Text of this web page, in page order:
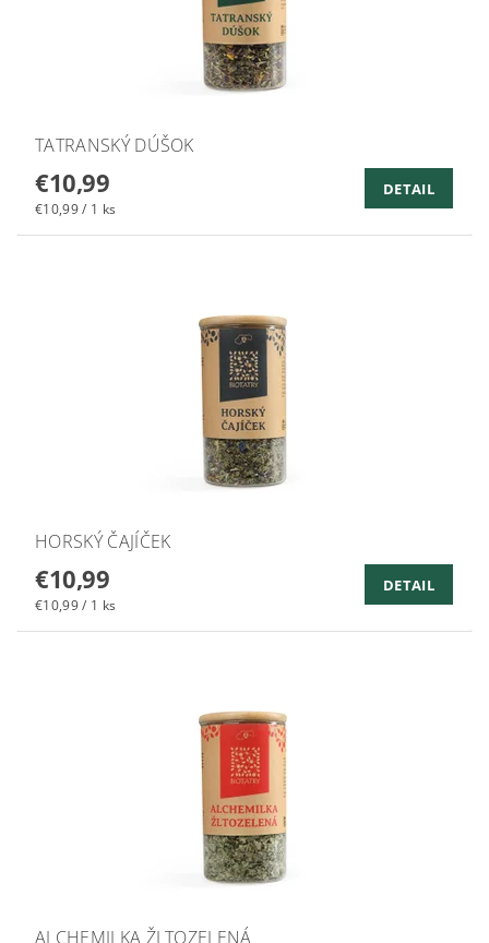
TATRANSKÝ DÚŠOK
€10,99
€10,99 / 1 ks
DETAIL
HORSKÝ ČAJÍČEK
€10,99
€10,99 / 1 ks
DETAIL
ALCHEMILKA ŽLTOZELENÁ